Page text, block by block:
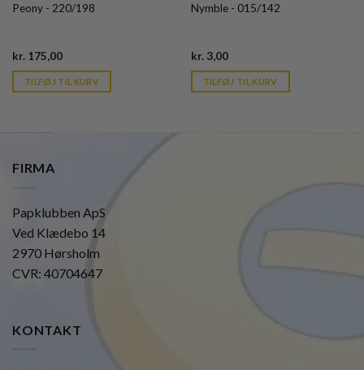
Peony - 220/198
kr. 175,00Current
is:
kr. 39,95.
TILFØJ TIL KURV
Nymble - 015/142
kr.3,00Current
is:
kr. 39,95.
TILFØJ TIL KURV
FIRMA
Papklubben ApS
Ved Klædebo 14
2970 Hørsholm
CVR: 40704647
KONTAKT